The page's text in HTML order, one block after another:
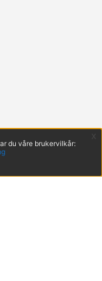
du våre brukervilkår:
x